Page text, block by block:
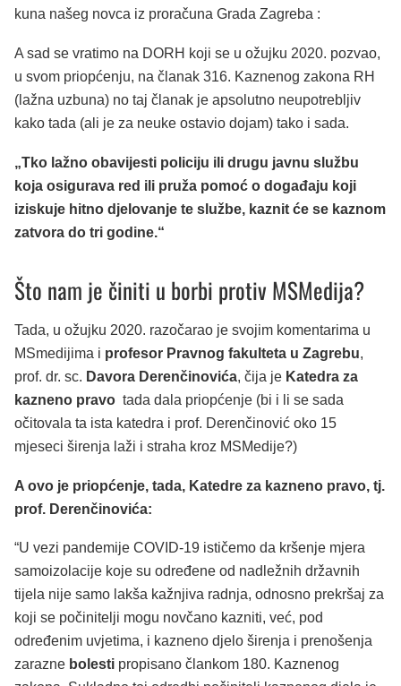
kuna našeg novca iz proračuna Grada Zagreba :
A sad se vratimo na DORH koji se u ožujku 2020. pozvao,
u svom priopćenju, na članak 316. Kaznenog zakona RH
(lažna uzbuna) no taj članak je apsolutno neupotrebljiv
kako tada (ali je za neuke ostavio dojam) tako i sada.
„Tko lažno obavijesti policiju ili drugu javnu službu
koja osigurava red ili pruža pomoć o događaju koji
iziskuje hitno djelovanje te službe, kaznit će se kaznom
zatvora do tri godine.“
Što nam je činiti u borbi protiv MSMedija?
Tada, u ožujku 2020. razočarao je svojim komentarima u
MSmedijima i profesor Pravnog fakulteta u Zagrebu,
prof. dr. sc. Davora Derenčinovića, čija je Katedra za
kazneno pravo tada dala priopćenje (bi i li se sada
očitovala ta ista katedra i prof. Derenčinović oko 15
mjeseci širenja laži i straha kroz MSMedije?)
A ovo je priopćenje, tada, Katedre za kazneno pravo, tj.
prof. Derenčinovića:
“U vezi pandemije COVID-19 ističemo da kršenje mjera
samoizolacije koje su određene od nadležnih državnih
tijela nije samo lakša kažnjiva radnja, odnosno prekršaj za
koji se počinitelji mogu novčano kazniti, već, pod
određenim uvjetima, i kazneno djelo širenja i prenošenja
zarazne bolesti propisano člankom 180. Kaznenog